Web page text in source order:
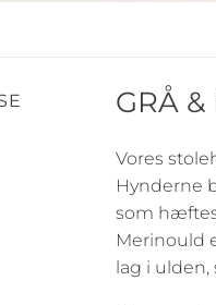
GRÅ &
Vores
Hynderne
som
Merinould
lag i